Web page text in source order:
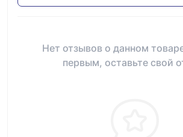
Нет отзывов о данном
первым, оставьте свой